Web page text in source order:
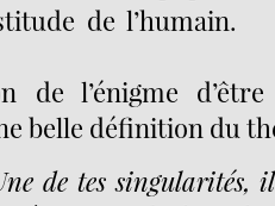
de l’humain.
de l’énigme
belle définition du
de tes singularités,